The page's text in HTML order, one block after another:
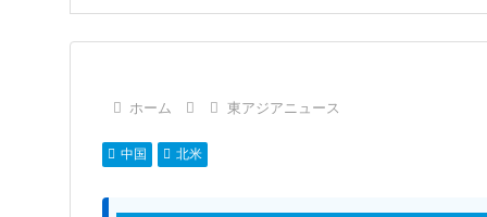
ホーム 東アジアニュース
中国 北米